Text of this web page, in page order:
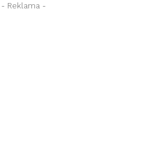
- Reklama -